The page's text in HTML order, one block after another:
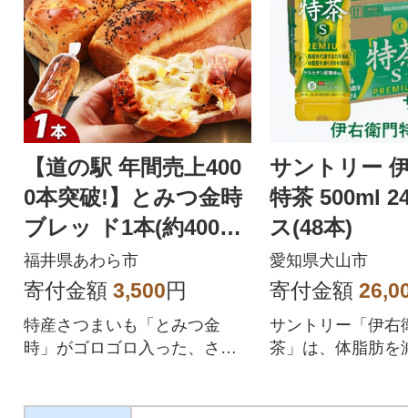
【道の駅 年間売上400
0本突破!】とみつ金時
ブレッ ド1本(約400g×
1本)
福井県あわら市
寄付金額 3,500円
特産さつまいも「とみつ金
時」がゴロゴロ入った、さつ
サントリー
特茶 500ml
ス(48本)
愛知県犬山市
寄付金額
サントリー「伊
茶」は、体脂肪を